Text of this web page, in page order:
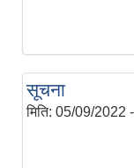
सूचना
मिति: 05/09/2022